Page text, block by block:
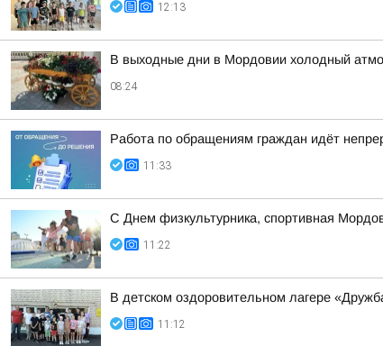
12:13
В выходные дни в Мордовии холодный
08:24
Работа по обращениям граждан идёт
11:33
С Днем физкультурника, спортивная
11:22
В детском оздоровительном лагере
11:12